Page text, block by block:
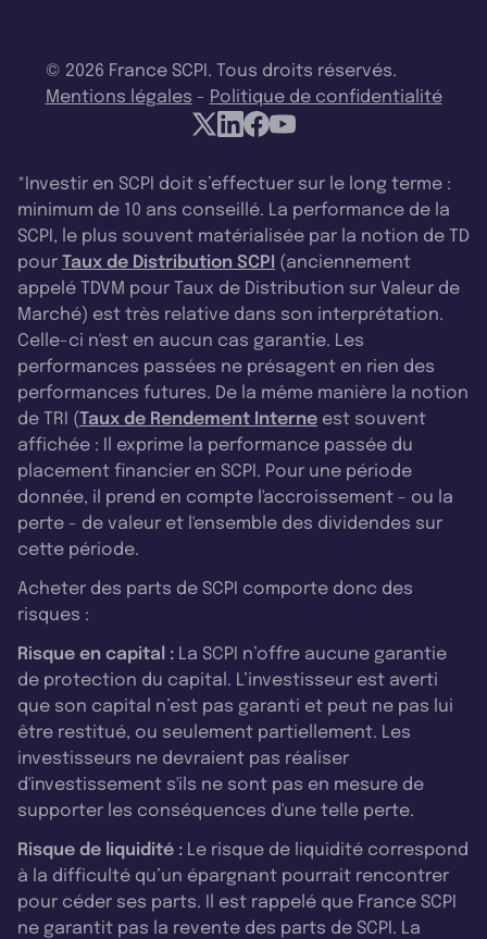
© 2026 France SCPI. Tous droits réservés.
Mentions légales - Politique de confidentialité
*Investir en SCPI doit s’effectuer sur le long terme :
minimum de 10 ans conseillé. La performance de la
SCPI, le plus souvent matérialisée par la notion de TD
pour Taux de Distribution SCPI (anciennement
appelé TDVM pour Taux de Distribution sur Valeur de
Marché) est très relative dans son interprétation.
Celle-ci n'est en aucun cas garantie. Les
performances passées ne présagent en rien des
performances futures. De la même manière la notion
de TRI (Taux de Rendement Interne est souvent
affichée : Il exprime la performance passée du
placement financier en SCPI. Pour une période
donnée, il prend en compte l'accroissement - ou la
perte - de valeur et l'ensemble des dividendes sur
cette période.
Acheter des parts de SCPI comporte donc des
risques :
Risque en capital : La SCPI n’offre aucune garantie
de protection du capital. L’investisseur est averti
que son capital n’est pas garanti et peut ne pas lui
être restitué, ou seulement partiellement. Les
investisseurs ne devraient pas réaliser
d'investissement s'ils ne sont pas en mesure de
supporter les conséquences d'une telle perte.
Risque de liquidité : Le risque de liquidité correspond
à la difficulté qu’un épargnant pourrait rencontrer
pour céder ses parts. Il est rappelé que France SCPI
ne garantit pas la revente des parts de SCPI. La